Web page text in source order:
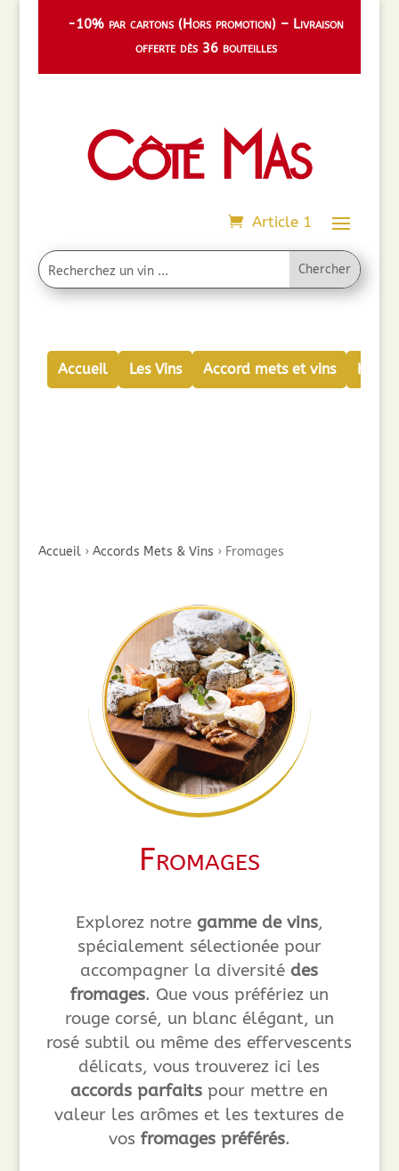
-10% par cartons (Hors promotion) – Livraison
offerte dès 36 bouteilles
Article 1
Accueil Les Vins Accord mets et vins
Accueil› Accords Mets & Vins › Fromages
Fromages
Explorez notre gamme de vins,
spécialement sélectionée pour
accompagner la diversité des
fromages. Que vous préfériez un
rouge corsé, un blanc élégant, un
rosé subtil ou même des effervescents
délicats, vous trouverez ici les
accords parfaits pour mettre en
valeur les arômes et les textures de
vos fromages préférés.